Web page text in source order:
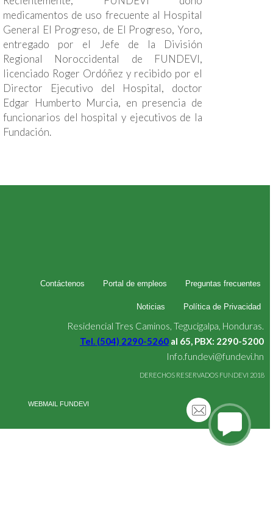
medicamentos de uso frecuente al Hospital
General El Progreso, de El Progreso, Yoro,
entregado por el Jefe de la División
Regional Noroccidental de FUNDEVI,
licenciado Roger Ordóñez y recibido por el
Director Ejecutivo del Hospital, doctor
Edgar Humberto Murcia, en presencia de
funcionarios del hospital y ejecutivos de la
Fundación.
Contáctenos Portal de empleos Preguntas frecuentes
Noticias Política de Privacidad
Residencial Tres Caminos, Tegucigalpa, Honduras.
Tel. (504) 2290-5260 al 65, PBX: 2290-5200
Info.fundevi@fundevi.hn
DERECHOS RESERVADOS FUNDEVI 2018
WEBMAIL FUNDEVI